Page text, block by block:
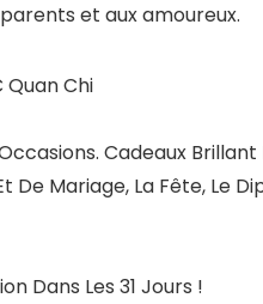
et aux amoureux.
Quan Chi
Cadeaux
Mariage, La Fête, Le
Dans Les 31 Jours !